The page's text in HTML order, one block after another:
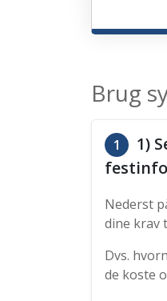
Brug
1
1)
Nederst
dine krav
Dvs.
de koste